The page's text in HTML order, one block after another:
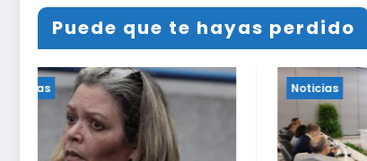
Puede que te hayas perdido
Noticias